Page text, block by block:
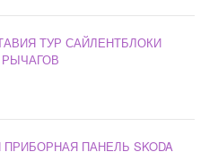
ТУР САЙЛЕНТБЛОКИ
ПАНЕЛЬ SKODA